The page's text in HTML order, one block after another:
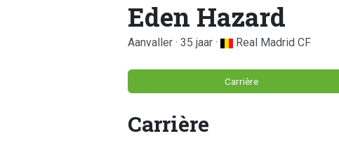
Eden Hazard
Aanvaller · 35 jaar · Real Madrid CF
Carrière
Carrière